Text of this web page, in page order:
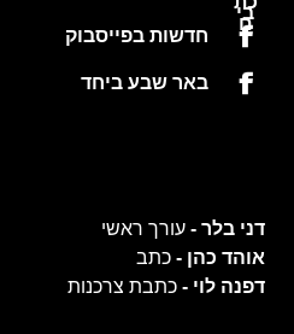
חדשות בפייסבוק
באר שבע ביחד
דני בלר -עורך ראשי
אוהד כהן -כתב
דפנה לוי -כתבת צרכנות